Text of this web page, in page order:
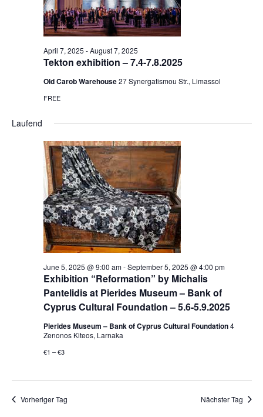
Tekton exhibition – 7.4-7.8.2025
April 7, 2025 -August 7, 2025
Old Carob Warehouse27 Synergatismou Str., Limassol
FREE
Laufend
Exhibition “Reformation” by Michalis
Pantelidis at Pierides Museum – Bank of
Cyprus Cultural Foundation – 5.6-5.9.2025
June 5, 2025 @ 9:00 am-September 5, 2025 @ 4:00 pm
Pierides Museum – Bank of Cyprus Cultural Foundation4
Zenonos Kiteos, Larnaka
€1 – €3
Vorheriger Tag Nächster Tag